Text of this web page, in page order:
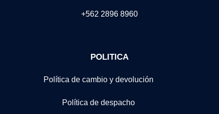
+562 2896 8960
POLITICA
Política de cambio y devolución
Política de despacho